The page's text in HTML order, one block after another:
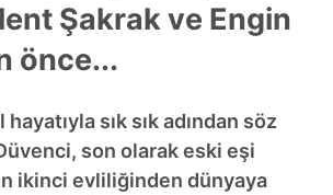
Şakrak ve Engin
önce...
sık sık adından söz
son olarak eski eşi
ikinci evliliğinden dünyaya